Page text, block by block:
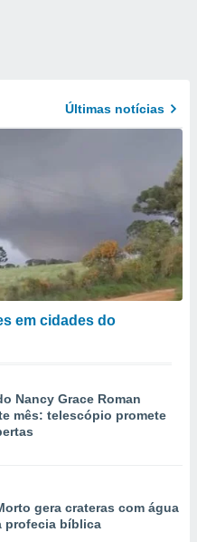
Últimas notícias
em cidades do
Nancy Grace Roman
mês: telescópio promete
gera crateras com água
profecia bíblica